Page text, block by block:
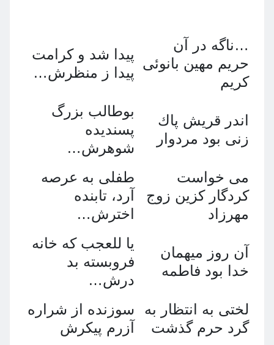
…ناگه در آن
حريم مهين بانوئى
كريم
پيدا شد و كرامت
پيدا ز منظرش…
اندر قريش پاك
زنى بود مردوار
بوطالب بزرگ
پسنديده
شوهرش…
مى خواست
كردگار كزين زوج
مهرزاد
طفلى به عرصه
آرد، تابنده
اخترش…
آن روز ميهمان
خدا بود فاطمه
يا للعجب كه خانه
فروبسته بد
درش…
لختى به انتظار به
گرد حرم گذشت
سوزنده از شراره
آزرم پيكرش